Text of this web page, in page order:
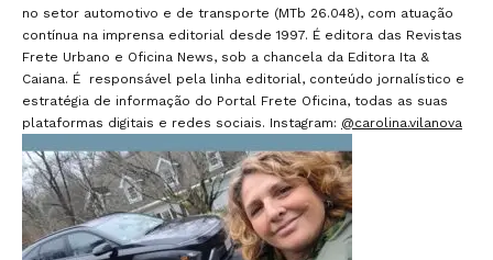
no setor automotivo e de transporte (MTb 26.048), com atuação
contínua na imprensa editorial desde 1997. É editora das Revistas
Frete Urbano e Oficina News, sob a chancela da Editora Ita &
Caiana. É responsável pela linha editorial, conteúdo jornalístico e
estratégia de informação do Portal Frete Oficina, todas as suas
plataformas digitais e redes sociais. Instagram: @carolina.vilanova